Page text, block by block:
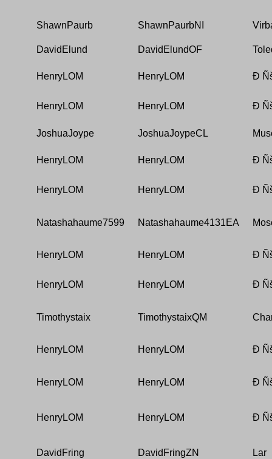
ShawnPaurb ShawnPaurbNI
DavidElund DavidElundOF
HenryLOM HenryLOM Ð
HenryLOM HenryLOM Ð
JoshuaJoype JoshuaJoypeCL
HenryLOM HenryLOM Ð
HenryLOM HenryLOM Ð
Natashahaume7599 Natashahaume4131EA
HenryLOM HenryLOM Ð
HenryLOM HenryLOM Ð
Timothystaix TimothystaixQM
HenryLOM HenryLOM Ð
HenryLOM HenryLOM Ð
HenryLOM HenryLOM Ð
DavidFring DavidFringZN Lar